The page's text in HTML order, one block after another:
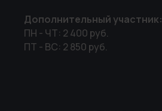
Дополнительный участник:
ПН - ЧТ: 2 400 руб.
ПТ - ВС: 2 850 руб.